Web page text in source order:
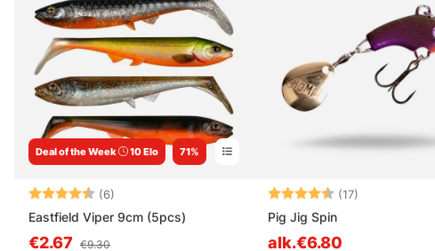
Deal of the Week 10 Elo 71%
Arvio: (6)
Eastfield Viper 9cm (5pcs)
€2.67 €9.30
Arvio: (17)
Pig Jig Spin
alk.€6.80